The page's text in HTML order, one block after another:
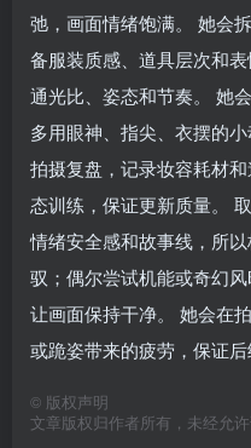
弛，画面情绪饱满。 她会
备服装质感、道具层次和
通光比、姿态和节奏。 她
多用眼神、指尖、衣摆的
拍摄复盘，记录妆容耗材
态训练，保证更新质量。
情绪安全感和故事线，所
驭；偶尔尝试机能或奇幻
让画面保持干净。 她会在
或跪姿带来的疲劳，保证后
© 版权声明
文章版权归作者所有，未经允许